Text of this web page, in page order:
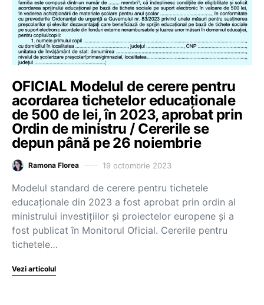
OFICIAL Modelul de cerere pentru
acordarea tichetelor educaționale
de 500 de lei, în 2023, aprobat prin
Ordin de ministru / Cererile se
depun până pe 26 noiembrie
Ramona Florea 19 octombrie 2023
Modelul standard de cerere pentru tichetele
educaționale din 2023 a fost aprobat prin ordin al
ministrului investițiilor și proiectelor europene și a
fost publicat în Monitorul Oficial. Cererile pentru
tichetele…
Vezi articolul